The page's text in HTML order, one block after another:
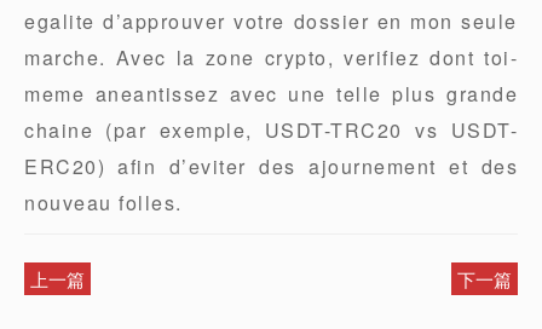
egalite d’approuver votre dossier en mon seule
marche. Avec la zone crypto, verifiez dont toi-
meme aneantissez avec une telle plus grande
chaine (par exemple, USDT-TRC20 vs USDT-
ERC20) afin d’eviter des ajournement et des
nouveau folles.
上一篇 下一篇